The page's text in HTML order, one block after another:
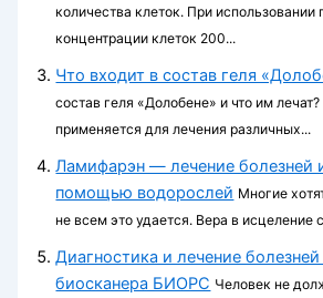
количества клеток. При использовании
концентрации клеток 200...
Что входит в состав геля
состав геля «Долобене» и что им
применяется для лечения различных...
Ламифарэн — лечение болезней
помощью водорослей Многие
не всем это удается. Вера в
Диагностика и лечение
биосканера БИОРС Человек не